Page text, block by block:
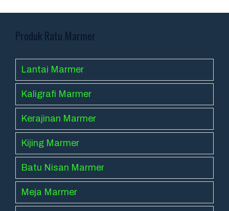
Produk Ratu Marmer
Lantai Marmer
Kaligrafi Marmer
Kerajinan Marmer
Kijing Marmer
Batu Nisan Marmer
Meja Marmer